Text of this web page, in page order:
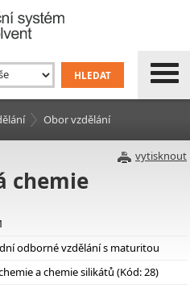
Obor vzdělání
vytisknout
chemie
odborné vzdělání s maturitou
a chemie silikátů (Kód: 28)